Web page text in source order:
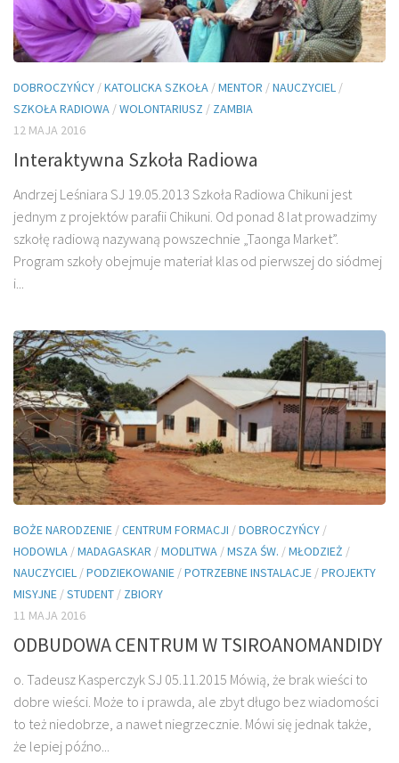
DOBROCZYŃCY /KATOLICKA SZKOŁA /MENTOR /NAUCZYCIEL /
SZKOŁA RADIOWA /WOLONTARIUSZ / ZAMBIA
12 MAJA 2016
Interaktywna Szkoła Radiowa
Andrzej Leśniara SJ 19.05.2013 Szkoła Radiowa Chikuni jest
jednym z projek­tów parafii Chikuni. Od ponad 8 lat prowadzimy
szkołę radiową na­zywaną powszechnie „Taonga Market”.
Program szkoły obejmuje materiał klas od pierwszej do siód­mej
i...
BOŻE NARODZENIE /CENTRUM FORMACJI /DOBROCZYŃCY /
HODOWLA /MADAGASKAR /MODLITWA /MSZA ŚW. /MŁODZIEŻ /
NAUCZYCIEL /PODZIEKOWANIE /POTRZEBNE INSTALACJE /PROJEKTY
MISYJNE /STUDENT / ZBIORY
11 MAJA 2016
ODBUDOWA CENTRUM W TSIROANOMANDIDY
o. Tadeusz Kasperczyk SJ 05.11.2015 Mówią, że brak wieści to
dobre wieści. Może to i prawda, ale zbyt długo bez wiadomości
to też niedobrze, a nawet niegrzecznie. Mówi się jednak także,
że lepiej późno...